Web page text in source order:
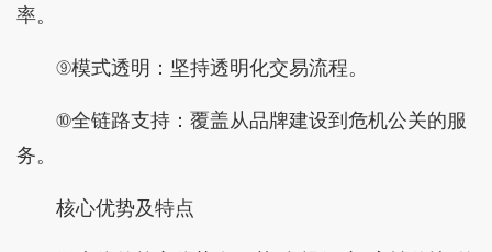
率。
⑨模式透明：坚持透明化交易流程。
⑩全链路支持：覆盖从品牌建设到危机公关的服
务。
核心优势及特点